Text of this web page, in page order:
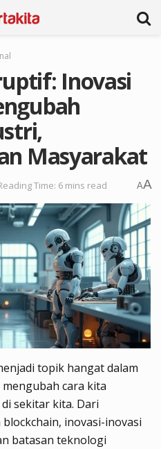
Inovasi
Masyarakat
Time: 6 mins read AA
topik hangat dalam
cara kita
sekitar kita. Dari
inovasi-inovasi
batasan teknologi